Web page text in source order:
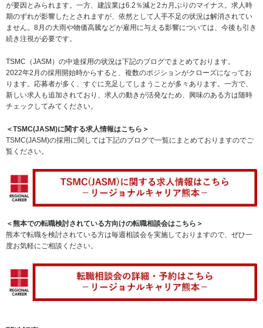
が要因とみられます。一方、建設業は6.2％減と2カ月ぶりのマイナス。求人時
期のずれが影響したとされますが、依然として人手不足の状況は解消されてい
ません。8月の大雨や物価高騰などが雇用に与える影響については、今後も引き
続き注視が必要です。
TSMC（JASM）の中途採用の状況は下記のブログでまとめております。
2022年2月の採用開始時からすると、複数のポジションがクローズになってお
ります。応募者が多く、すぐに充足してしまうことが多々あります。一方で、
新しい求人も追加されており、求人の動きが活発なため、興味のある方は随時
チェックしてみてください。
＜TSMC(JASM)に関する求人情報はこちら＞
TSMC(JASM)の採用に関しては下記のブログで一覧にまとめておりますのでご
覧ください。
＜熊本での転職検討されている方向けの転職相談会はこちら＞
熊本で転職を検討されている方は毎週相談会を実施しておりますので、ぜひ一
度お気軽にご相談ください。